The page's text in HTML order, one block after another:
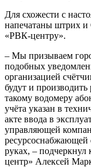
Для схожести с
напечатаны штрих
«РВК-центру».
– Мы призываем
подобных
организацией
будут и
такому водомеру
учёта указан в
акте ввода в
управляющей
ресурсоснабжающей
руках, –
центр» Алексей